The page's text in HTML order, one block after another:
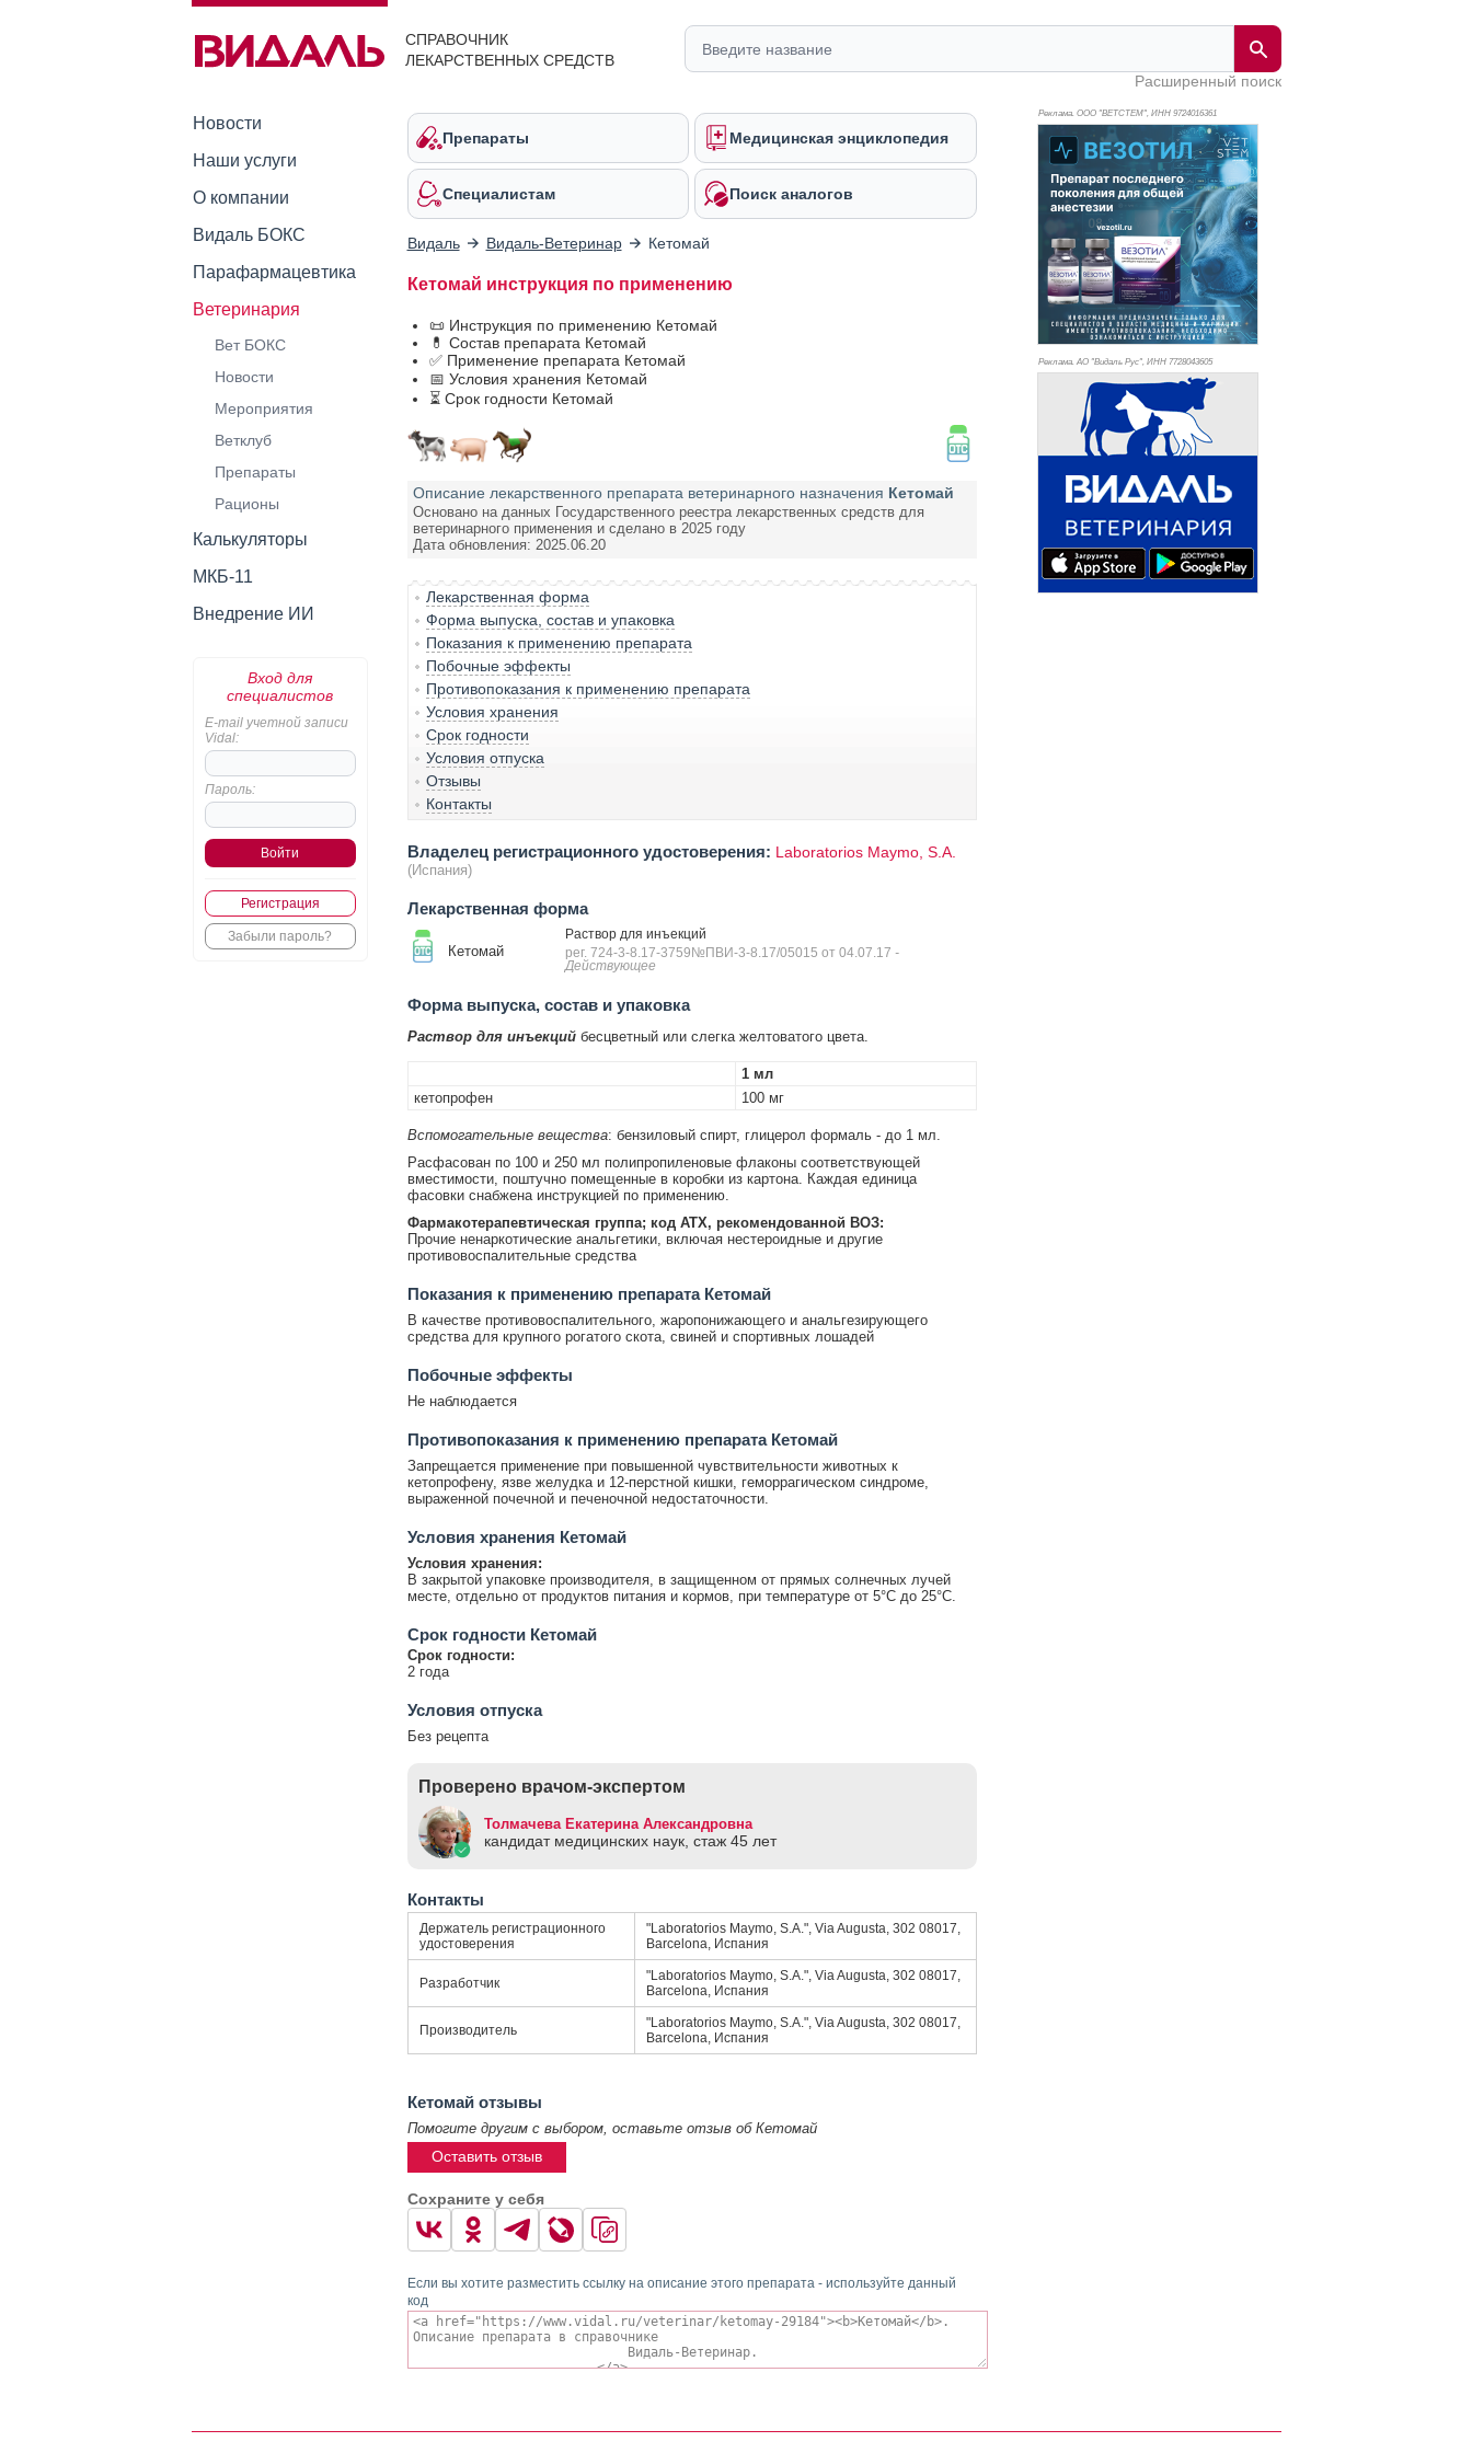
СПРАВОЧНИК
ЛЕКАРСТВЕННЫХ СРЕДСТВ
Расширенный поиск
Новости
Наши услуги
О компании
Видаль БОКС
Парафармацевтика
Ветеринария
Вет БОКС
Новости
Мероприятия
Ветклуб
Препараты
Рационы
Калькуляторы
МКБ-11
Внедрение ИИ
Вход для
специалистов
E-mail учетной записи
Vidal:
Пароль:
Регистрация
Забыли пароль?
Препараты Медицинская энциклопедия
Специалистам Поиск аналогов
Видаль Видаль-Ветеринар Кетомай
Кетомай инструкция по применению
📜 Инструкция по применению Кетомай
💊 Состав препарата Кетомай
✅ Применение препарата Кетомай
📅 Условия хранения Кетомай
⏳ Срок годности Кетомай
Описание лекарственного препарата ветеринарного назначения Кетомай
Основано на данных Государственного реестра лекарственных средств для
ветеринарного применения и сделано в 2025 году
Дата обновления: 2025.06.20
Лекарственная форма
Форма выпуска, состав и упаковка
Показания к применению препарата
Побочные эффекты
Противопоказания к применению препарата
Условия хранения
Срок годности
Условия отпуска
Отзывы
Контакты
Владелец регистрационного удостоверения: Laboratorios Maymo, S.A.
(Испания)
Лекарственная форма
Кетомай
Раствор для инъекций
рег. 724-3-8.17-3759№ПВИ-3-8.17/05015 от 04.07.17 -
Действующее
Форма выпуска, состав и упаковка
Раствор для инъекцийбесцветный или слегка желтоватого цвета.
1 мл
кетопрофен
100 мг
Вспомогательные вещества: бензиловый спирт, глицерол формаль - до 1 мл.
Расфасован по 100 и 250 мл полипропиленовые флаконы соответствующей
вместимости, поштучно помещенные в коробки из картона. Каждая единица
фасовки снабжена инструкцией по применению.
Фармакотерапевтическая группа; код АТХ, рекомендованной ВОЗ:
Прочие ненаркотические анальгетики, включая нестероидные и другие
противовоспалительные средства
Показания к применению препарата Кетомай
В качестве противовоспалительного, жаропонижающего и анальгезирующего
средства для крупного рогатого скота, свиней и спортивных лошадей
Побочные эффекты
Не наблюдается
Противопоказания к применению препарата Кетомай
Запрещается применение при повышенной чувствительности животных к
кетопрофену, язве желудка и 12-перстной кишки, геморрагическом синдроме,
выраженной почечной и печеночной недостаточности.
Условия хранения Кетомай
Условия хранения:
В закрытой упаковке производителя, в защищенном от прямых солнечных лучей
месте, отдельно от продуктов питания и кормов, при температуре от 5°С до 25°С.
Срок годности Кетомай
Срок годности:
2 года
Условия отпуска
Без рецепта
Проверено врачом-экспертом
Толмачева Екатерина Александровна
кандидат медицинских наук, стаж 45 лет
Контакты
Держатель регистрационного
удостоверения
"Laboratorios Maymo, S.A.", Via Augusta, 302 08017,
Barcelona, Испания
Разработчик
"Laboratorios Maymo, S.A.", Via Augusta, 302 08017,
Barcelona, Испания
Производитель
"Laboratorios Maymo, S.A.", Via Augusta, 302 08017,
Barcelona, Испания
Кетомай отзывы
Помогите другим с выбором, оставьте отзыв об Кетомай
Оставить отзыв
Сохраните у себя
Если вы хотите разместить ссылку на описание этого препарата - используйте данный
код
Реклама. ООО "ВЕТСТЕМ", ИНН 9724016361
Реклама. АО "Видаль Рус", ИНН 7728043605